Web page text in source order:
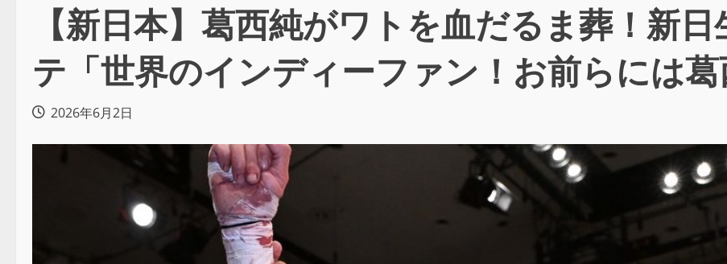
【新日本】葛西純がワトを血だるま葬！新
テ「世界のインディーファン！お前らには葛
2026年6月2日